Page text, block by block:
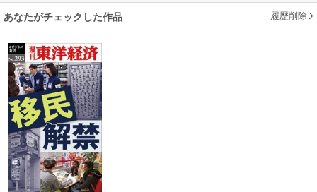
あなたがチェックした作品 履歴削除